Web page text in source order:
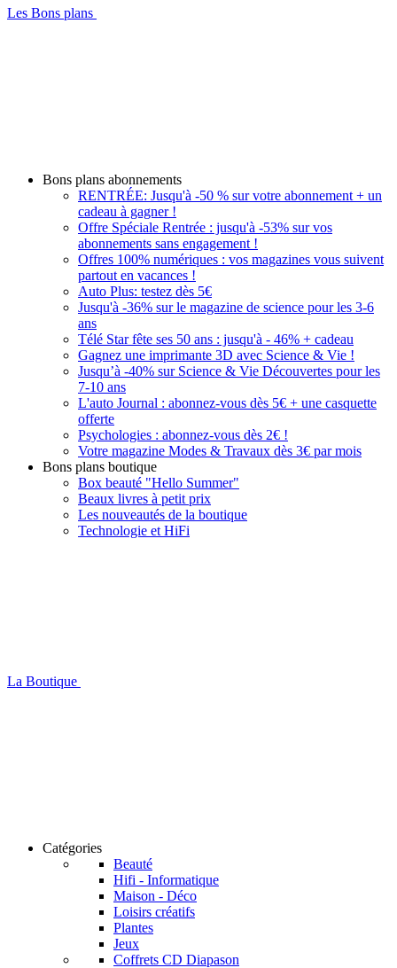
Les Bons plans
Bons plans abonnements
RENTRÉE: Jusqu'à -50 % sur votre abonnement + un
cadeau à gagner !
Offre Spéciale Rentrée : jusqu'à -53% sur vos
abonnements sans engagement !
Offres 100% numériques : vos magazines vous suivent
partout en vacances !
Auto Plus: testez dès 5€
Jusqu'à -36% sur le magazine de science pour les 3-6
ans
Télé Star fête ses 50 ans : jusqu'à - 46% + cadeau
Gagnez une imprimante 3D avec Science & Vie !
Jusqu’à -40% sur Science & Vie Découvertes pour les
7-10 ans
L'auto Journal : abonnez-vous dès 5€ + une casquette
offerte
Psychologies : abonnez-vous dès 2€ !
Votre magazine Modes & Travaux dès 3€ par mois
Bons plans boutique
Box beauté "Hello Summer"
Beaux livres à petit prix
Les nouveautés de la boutique
Technologie et HiFi
La Boutique
Catégories
Beauté
Hifi - Informatique
Maison - Déco
Loisirs créatifs
Plantes
Jeux
Coffrets CD Diapason